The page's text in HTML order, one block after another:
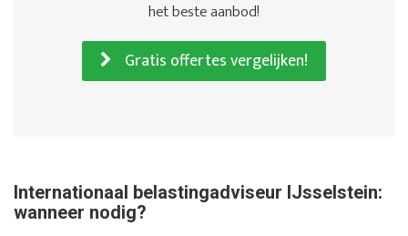
het beste aanbod!
Gratis offertes vergelijken!
Internationaal belastingadviseur IJsselstein:
wanneer nodig?